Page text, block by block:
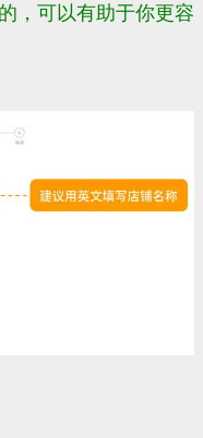
，可以有助于你更容